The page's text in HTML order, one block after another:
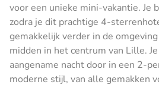
voor een unieke mini-vakantie. Je
zodra je dit prachtige 4-
gemakkelijk verder in de
midden in het centrum van Lille.
aangename nacht door in een 2-
moderne stijl, van alle gemakken